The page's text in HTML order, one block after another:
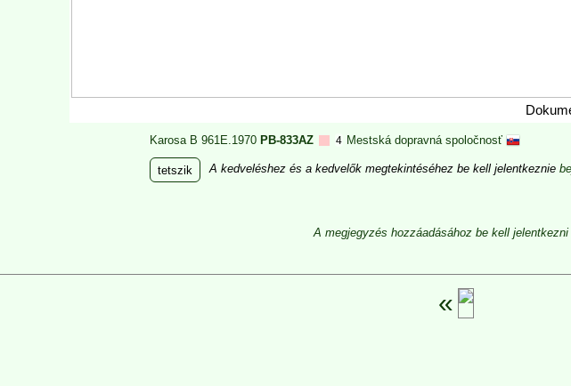
Karosa B 961E.1970 PB-833AZ 4 Mestská dopravná spoločnosť
tetszik A kedveléshez és a kedvelők megtekintéséhez be kell jelentkeznie
A megjegyzés hozzáadásához be kell jelentkezni